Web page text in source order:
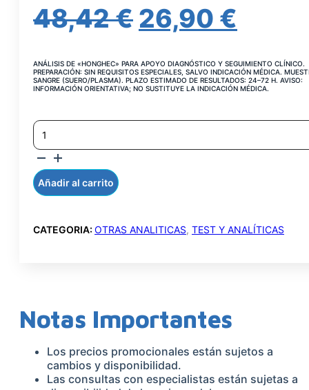
48,42€ EL
ORIGINAL
48,42 €.
26,90 €
ANÁLISIS DE «HONGHEC» PARA APOYO DIAGNÓSTICO Y SEGUIMIENTO CLÍNICO.
PREPARACIÓN: SIN REQUISITOS ESPECIALES, SALVO INDICACIÓN MÉDICA.
SANGRE (SUERO/PLASMA). PLAZO ESTIMADO DE RESULTADOS: 24–72 H. AVISO:
INFORMACIÓN ORIENTATIVA; NO SUSTITUYE LA INDICACIÓN MÉDICA.
DETECCIÓN
DE
HONGOS
CANTIDAD
Añadir al carrito
CATEGORIA: OTRAS ANALITICAS, TEST Y ANALÍTICAS
Notas Importantes
Los precios promocionales están sujetos a
cambios y disponibilidad.
Las consultas con especialistas están sujetas a